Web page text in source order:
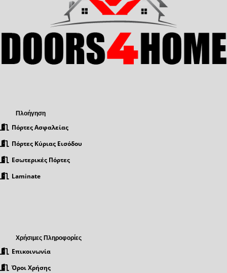
Πλοήγηση
Πόρτες Ασφαλείας
Πόρτες Κύριας Εισόδου
Εσωτερικές Πόρτες
Laminate
Χρήσιμες Πληροφορίες
Επικοινωνία
Όροι Χρήσης